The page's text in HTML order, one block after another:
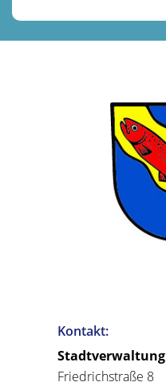
Kontakt:
Stadtverwaltung
Friedrichstraße 8